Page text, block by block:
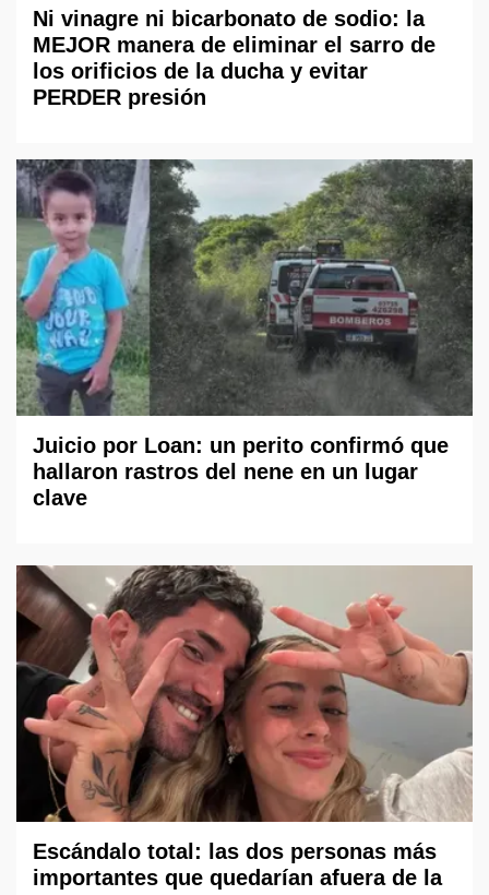
Ni vinagre ni bicarbonato de sodio: la
MEJOR manera de eliminar el sarro de
los orificios de la ducha y evitar
PERDER presión
Juicio por Loan: un perito confirmó que
hallaron rastros del nene en un lugar
clave
Escándalo total: las dos personas más
importantes que quedarían afuera de la